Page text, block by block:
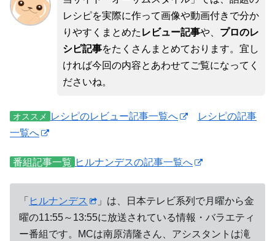
レシピを実際に作って画像や動画付きで分か
りやすくまとめた レビュー記事や、 プロのレ
シピ記事をたくさんまとめております。宜し
ければ今回の内容とあわせてご覧になってく
ださいね。
オススメ レシピのレビュー記事一覧へ
レシピの記事
一覧へ
番組記事一覧 ヒルナンデスの記事一覧へ
「 ヒルナンデス
」は、日本テレビ系列で月曜から金
曜の11:55～13:55に放送されている情報・バラエティ
ー番組です。MCは南原清隆さん、アシスタントは滝